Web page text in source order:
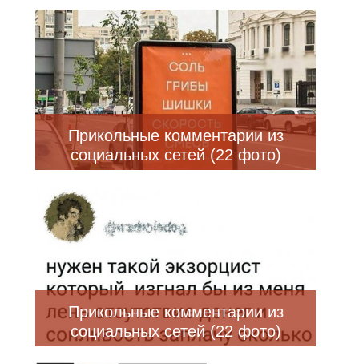
Прикольные комментарии из
социальных сетей (22 фото)
Прикольные комментарии из
социальных сетей (22 фото)